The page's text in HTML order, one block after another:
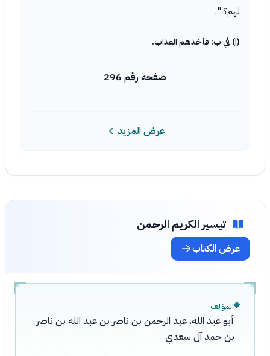
لهم؟ ".
(١) في ب: فأخذهم العذاب.
صفحة رقم 296
عرض المزيد
تيسير الكريم الرحمن
عرض الكتاب
المؤلف
أبو عبد الله، عبد الرحمن بن ناصر بن عبد الله بن ناصر
بن حمد آل سعدي